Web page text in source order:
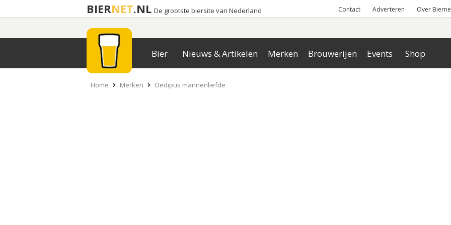
BIERNET.NL De grootste biersite van Nederland Contact Adverteren Over
Bier Nieuws & Artikelen Merken Brouwerijen Events Shop
Home Merken Oedipus mannenliefde